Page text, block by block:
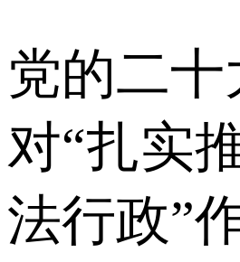
党的二
对“扎实
法行政”